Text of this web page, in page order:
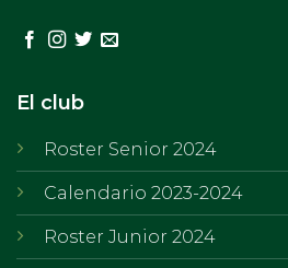
El club
Roster Senior 2024
Calendario 2023-2024
Roster Junior 2024